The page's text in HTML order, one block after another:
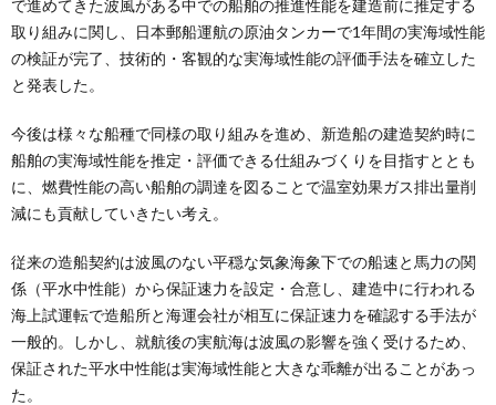
で進めてきた波風がある中での船舶の推進性能を建造前に推定する
取り組みに関し、日本郵船運航の原油タンカーで1年間の実海域性能
の検証が完了、技術的・客観的な実海域性能の評価手法を確立した
と発表した。
今後は様々な船種で同様の取り組みを進め、新造船の建造契約時に
船舶の実海域性能を推定・評価できる仕組みづくりを目指すととも
に、燃費性能の高い船舶の調達を図ることで温室効果ガス排出量削
減にも貢献していきたい考え。
従来の造船契約は波風のない平穏な気象海象下での船速と馬力の関
係（平水中性能）から保証速力を設定・合意し、建造中に行われる
海上試運転で造船所と海運会社が相互に保証速力を確認する手法が
一般的。しかし、就航後の実航海は波風の影響を強く受けるため、
保証された平水中性能は実海域性能と大きな乖離が出ることがあっ
た。